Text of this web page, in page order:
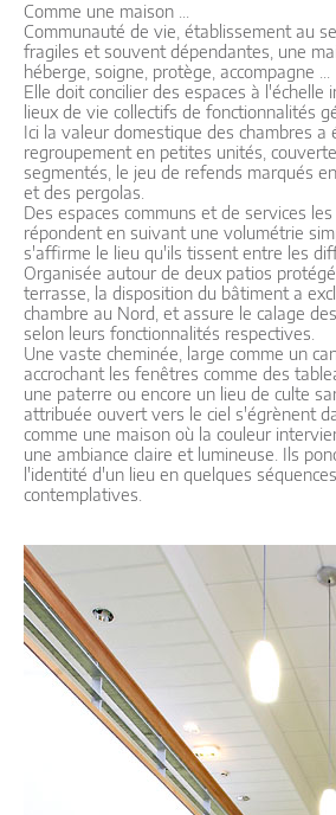
Comme une maison ...
Communauté de vie, établissement au
fragiles et souvent dépendantes, une
héberge, soigne, protège, accompagne ...
Elle doit concilier des espaces à l'échelle
lieux de vie collectifs de fonctionnalités
Ici la valeur domestique des chambres a
regroupement en petites unités,
segmentés, le jeu de refends marqués
et des pergolas.
Des espaces communs et de services
répondent en suivant une volumétrie
s'affirme le lieu qu'ils tissent entre les
Organisée autour de deux patios
terrasse, la disposition du bâtiment a
chambre au Nord, et assure le calage
selon leurs fonctionnalités respectives.
Une vaste cheminée, large comme un
accrochant les fenêtres comme des
une paterre ou encore un lieu de culte
attribuée ouvert vers le ciel s'égrènent
comme une maison où la couleur
une ambiance claire et lumineuse. Ils
l'identité d'un lieu en quelques
contemplatives.